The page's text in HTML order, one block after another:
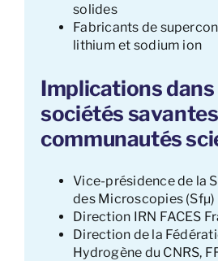
solides
Fabricants de
lithium et sodium ion
Implications dans
sociétés
communautés
Vice-présidence de la
des Microscopies (Sfµ)
Direction IRN FACES
Direction de la
Hydrogène du CNRS,